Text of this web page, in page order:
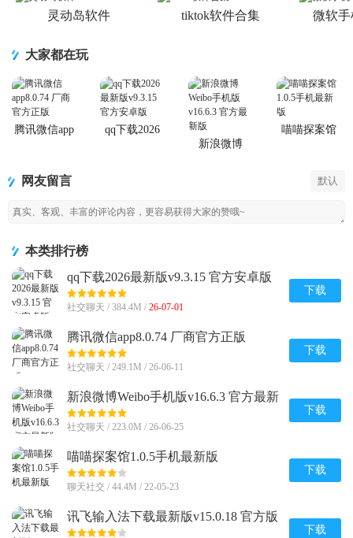
灵动岛软件 tiktok软件合集 微软手
大家都在玩
腾讯微信app
qq下载2026
新浪微博
喵喵探案馆
网友留言 默认
本类排行榜
qq下载2026最新版v9.3.15 官方安卓版
社交聊天 / 384.4M / 26-07-01
下载
腾讯微信app8.0.74 厂商官方正版
社交聊天 / 249.1M / 26-06-11
下载
新浪微博Weibo手机版v16.6.3 官方最新
版
社交聊天 / 223.0M / 26-06-25
下载
喵喵探案馆1.0.5手机最新版
聊天社交 / 44.4M / 22-05-23
下载
讯飞输入法下载最新版v15.0.18 官方版
下载